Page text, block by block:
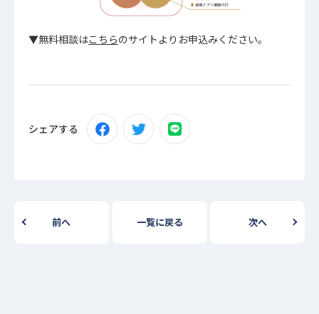
▼無料相談はこちらのサイトよりお申込みください。
シェアする
前へ 一覧に戻る 次へ